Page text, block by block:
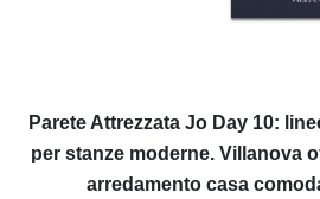
Parete Attrezzata Jo Day 10:
per stanze moderne. Villanova
arredamento casa